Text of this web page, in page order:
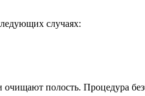
случаях:
полость. Процедура